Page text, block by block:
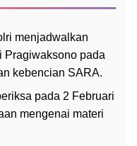
menjadwalkan
Pragiwaksono pada
kebencian SARA.
pada 2 Februari
mengenai materi